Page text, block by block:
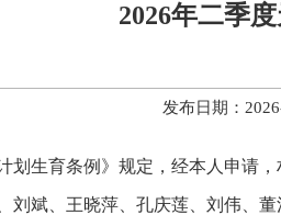
2026年二季
发布日期：
划生育条例》规定，经本人申请
刘斌、王晓萍、孔庆莲、刘伟、